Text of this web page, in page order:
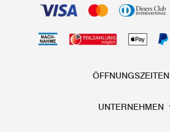
ÖFFNUNGSZEITEN
UNTERNEHMEN